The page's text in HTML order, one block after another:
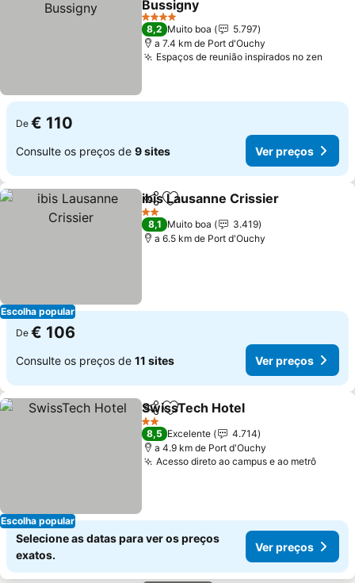
Bussigny
Ver preços
4 Estrelas
8,2 Muito boa
5.797
a 7.4 km de Port d'Ouchy
Espaços de reunião inspirados no zen
De € 110
Consulte os preços de 9 sites Ver preços
Escolha popular
PartilharAdicionar aos favoritos
ibis Lausanne Crissier
2 Estrelas
8,1 Muito boa
3.419
a 6.5 km de Port d'Ouchy
De € 106
Consulte os preços de 11 sites Ver preços
Escolha popular
PartilharAdicionar aos favoritos
SwissTech Hotel
2 Estrelas
8,5 Excelente
4.714
a 4.9 km de Port d'Ouchy
Acesso direto ao campus e ao metrôVer
Selecione as datas para ver os preços
exatos.
Ver preços